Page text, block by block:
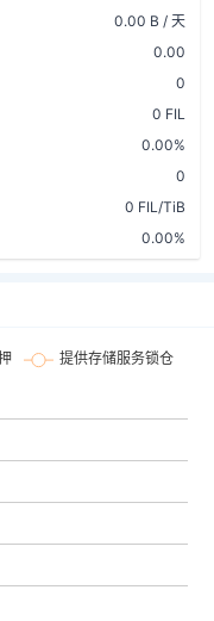
0.00 B / 天
0.00
0
0 FIL
0.00%
0
0 FIL/TiB
0.00%